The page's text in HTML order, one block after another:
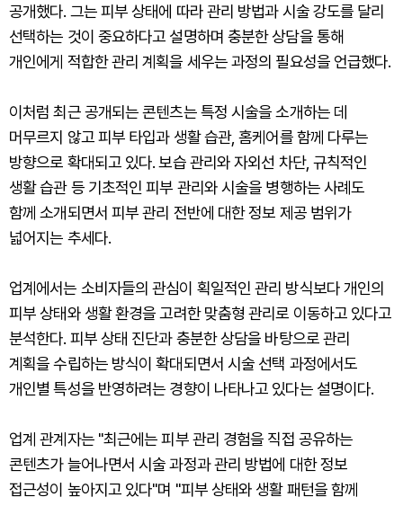
공개했다. 그는 피부 상태에 따라 관리 방법과 시술 강도를 달리
선택하는 것이 중요하다고 설명하며 충분한 상담을 통해
개인에게 적합한 관리 계획을 세우는 과정의 필요성을 언급했다.
이처럼 최근 공개되는 콘텐츠는 특정 시술을 소개하는 데
머무르지 않고 피부 타입과 생활 습관, 홈케어를 함께 다루는
방향으로 확대되고 있다. 보습 관리와 자외선 차단, 규칙적인
생활 습관 등 기초적인 피부 관리와 시술을 병행하는 사례도
함께 소개되면서 피부 관리 전반에 대한 정보 제공 범위가
넓어지는 추세다.
업계에서는 소비자들의 관심이 획일적인 관리 방식보다 개인의
피부 상태와 생활 환경을 고려한 맞춤형 관리로 이동하고 있다고
분석한다. 피부 상태 진단과 충분한 상담을 바탕으로 관리
계획을 수립하는 방식이 확대되면서 시술 선택 과정에서도
개인별 특성을 반영하려는 경향이 나타나고 있다는 설명이다.
업계 관계자는 "최근에는 피부 관리 경험을 직접 공유하는
콘텐츠가 늘어나면서 시술 과정과 관리 방법에 대한 정보
접근성이 높아지고 있다"며 "피부 상태와 생활 패턴을 함께